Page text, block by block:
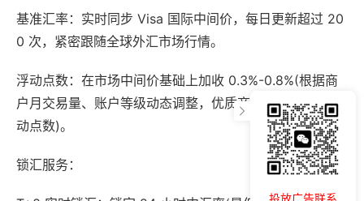
基准汇率：实时同步 Visa 国际中间价，每日更新超过 20
0 次，紧密跟随全球外汇市场行情。
浮动点数：在市场中间价基础上加收 0.3%-0.8%(根据商
户月交易量、账户等级动态调整，优质商户可申请降低浮
动点数)。
锁汇服务：
投放广告联系